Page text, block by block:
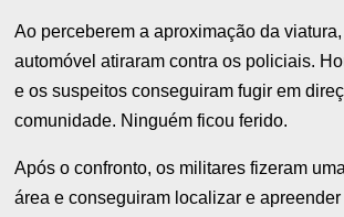
Ao perceberem a aproximação da
automóvel atiraram contra os policiais.
e os suspeitos conseguiram fugir em
comunidade. Ninguém ficou ferido.
Após o confronto, os militares fizeram
área e conseguiram localizar e apreender